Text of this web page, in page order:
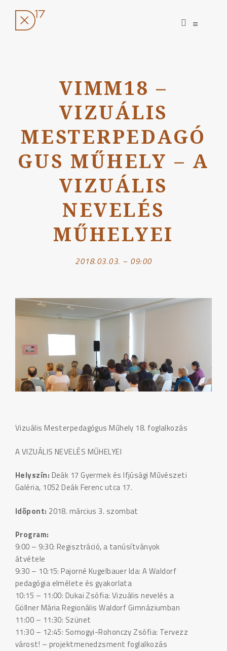
openopen
VIMM18 –
VIZUÁLIS
MESTERPEDAGÓ
GUS MŰHELY – A
VIZUÁLIS
NEVELÉS
MŰHELYEI
2018.03.03. – 09:00
Vizuális Mesterpedagógus Műhely 18. foglalkozás
A VIZUÁLIS NEVELÉS MŰHELYEI
Helyszín: Deák 17 Gyermek és Ifjúsági Művészeti
Galéria, 1052 Deák Ferenc utca 17.
Időpont: 2018. március 3. szombat
Program:
9:00 – 9:30: Regisztráció, a tanúsítványok
átvétele
9:30 – 10:15: Pajorné Kugelbauer Ida: A Waldorf
pedagógia elmélete és gyakorlata
10:15 – 11:00: Dukai Zsófia: Vizuális nevelés a
Göllner Mária Regionális Waldorf Gimnáziumban
11:00 – 11:30: Szünet
11:30 – 12:45: Somogyi-Rohonczy Zsófia: Tervezz
várost! – projektmenedzsment foglalkozás